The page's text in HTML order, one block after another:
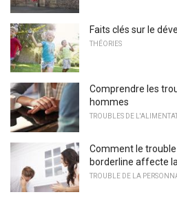
Faits clés sur le
THÉORIES
Comprendre les
hommes
TROUBLES DE
Comment le
borderline affecte
TROUBLE DE LA